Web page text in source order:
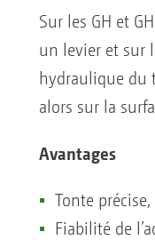
Sur les GH et
un levier et sur
hydraulique du
alors sur la
Avantages
Tonte
Fiabilité de